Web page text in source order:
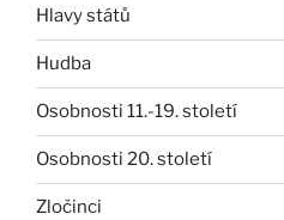
Hlavy států
Hudba
Osobnosti 11.-19. století
Osobnosti 20. století
Zločinci